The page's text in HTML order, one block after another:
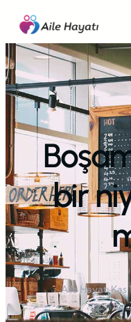
İçeriğe
geç
bir
Aile Hayatı·Kas